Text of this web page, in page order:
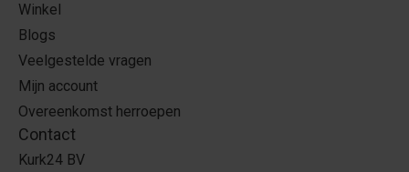
Winkel
Blogs
Veelgestelde vragen
Mijn account
Overeenkomst herroepen
Contact
Kurk24 BV